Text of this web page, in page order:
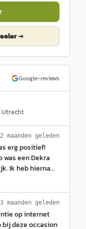
→
Google-reviews
Utrecht
2 maanden geleden
erg positief!
was een Dekra
Ik heb hierna
Bedankt
3 maanden geleden
op internet
bij deze occasion